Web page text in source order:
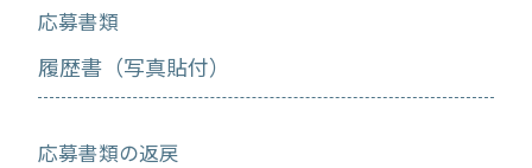
応募書類
履歴書（写真貼付）
応募書類の返戻